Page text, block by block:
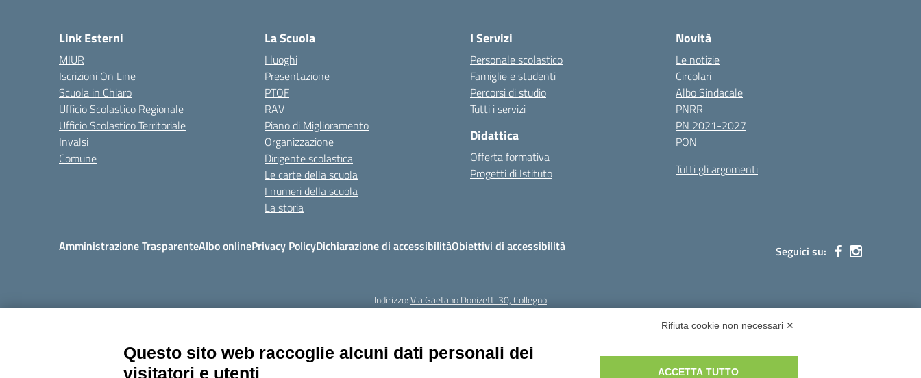
Link Esterni
MIUR
Iscrizioni On Line
Scuola in Chiaro
Ufficio Scolastico Regionale
Ufficio Scolastico Territoriale
Invalsi
Comune
La Scuola
I luoghi
Presentazione
PTOF
RAV
Piano di Miglioramento
Organizzazione
Dirigente scolastica
Le carte della scuola
I numeri della scuola
La storia
I Servizi
Personale scolastico
Famiglie e studenti
Percorsi di studio
Tutti i servizi
Didattica
Offerta formativa
Progetti di Istituto
Novità
Le notizie
Circolari
Albo Sindacale
PNRR
PN 2021-2027
PON
Tutti gli argomenti
Amministrazione TrasparenteAlbo onlinePrivacy PolicyDichiarazione di accessibilitàObiettivi di accessibilità Seguici su:
Indirizzo:Via Gaetano Donizetti 30, Collegno
Codice meccanografico:toic8cg002
Rifiuta cookie non necessari ✕
Questo sito web raccoglie alcuni dati personali dei
visitatori e utenti
ACCETTA TUTTO